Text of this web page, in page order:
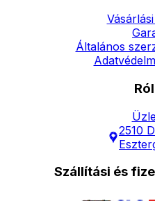
Általános
2510
Szállítási és